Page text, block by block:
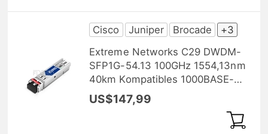
Cisco Juniper Brocade
+3
Extreme Networks C29 DWDM-
SFP1G-54.13 100GHz 1554,13nm
40km Kompatibles 1000BASE-
DWDM SFP Transceiver Modul,
DOM
US$147,99